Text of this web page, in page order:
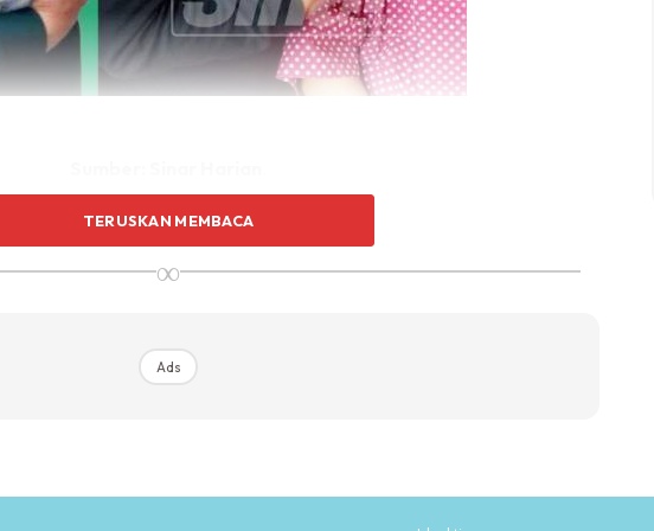
itu menjelaskan isterinya, Nor Aida Mohamad, 30, sepatutnya
tetapi dipaksa masuk ke hospital pada Isnin lalu kerana berlaku
TERUSKAN MEMBACA
∞
Ads